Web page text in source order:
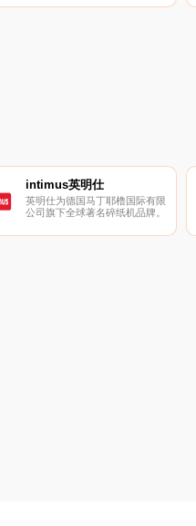
奔图激光打印机的产品的研发、
intimus英明仕
英明仕为德国马丁耶橹国际有限
公司旗下全球著名碎纸机品牌。
印后设备和废物处理的专业化公